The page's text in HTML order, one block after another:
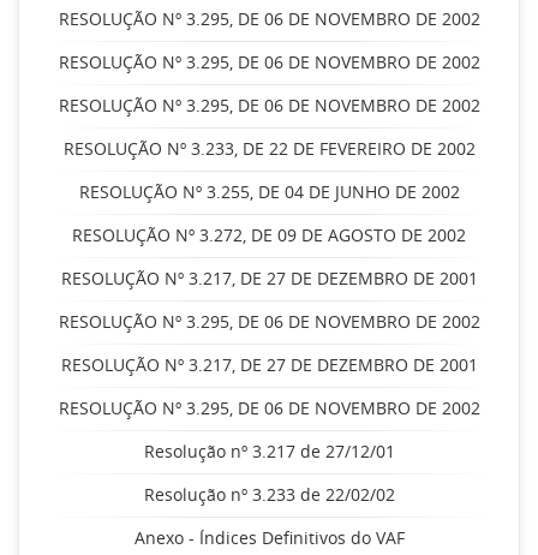
RESOLUÇÃO Nº 3.295, DE 06 DE NOVEMBRO DE 2002
RESOLUÇÃO Nº 3.295, DE 06 DE NOVEMBRO DE 2002
RESOLUÇÃO Nº 3.295, DE 06 DE NOVEMBRO DE 2002
RESOLUÇÃO Nº 3.233, DE 22 DE FEVEREIRO DE 2002
RESOLUÇÃO Nº 3.255, DE 04 DE JUNHO DE 2002
RESOLUÇÃO Nº 3.272, DE 09 DE AGOSTO DE 2002
RESOLUÇÃO Nº 3.217, DE 27 DE DEZEMBRO DE 2001
RESOLUÇÃO Nº 3.295, DE 06 DE NOVEMBRO DE 2002
RESOLUÇÃO Nº 3.217, DE 27 DE DEZEMBRO DE 2001
RESOLUÇÃO Nº 3.295, DE 06 DE NOVEMBRO DE 2002
Resolução nº 3.217 de 27/12/01
Resolução nº 3.233 de 22/02/02
Anexo - Índices Definitivos do VAF